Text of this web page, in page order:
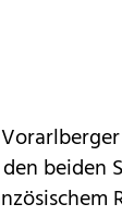
beiden